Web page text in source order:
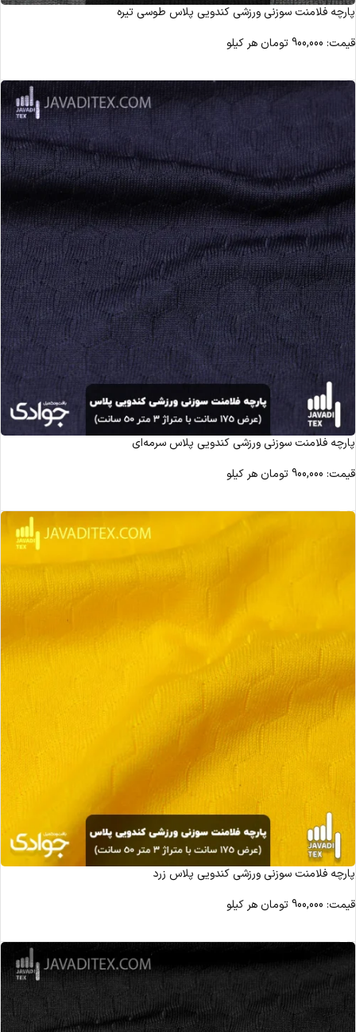
پارچه فلامنت سوزنی ورزشی کندویی پلاس طوسی تیره
قیمت: 900,000تومان هر کیلو
پارچه فلامنت سوزنی ورزشی کندویی پلاس سرمه‌ای
قیمت: 900,000تومان هر کیلو
پارچه فلامنت سوزنی ورزشی کندویی پلاس زرد
قیمت: 900,000تومان هر کیلو